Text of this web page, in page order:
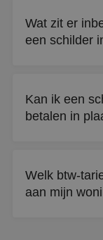
Wat zit er
een schilder
opruimen van de
Kan ik een
betalen in
naar beide
Welk btw-
aan mijn